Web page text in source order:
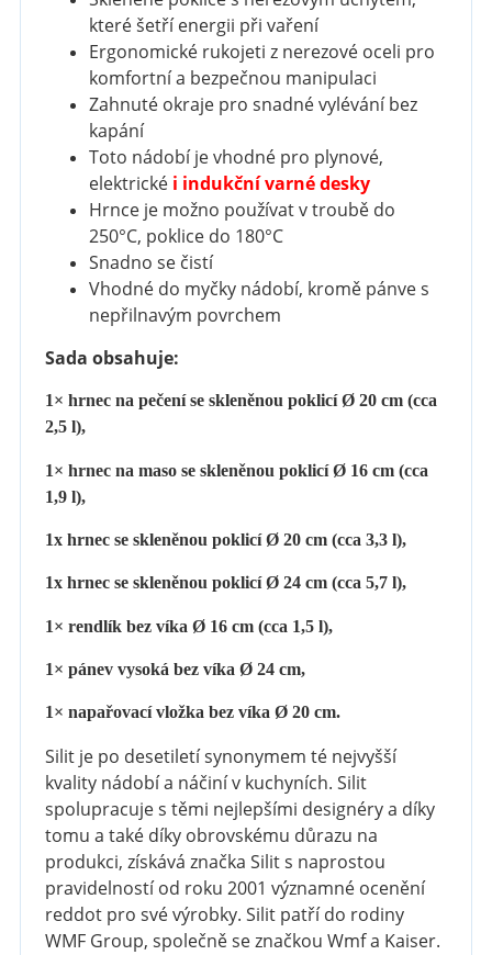
které šetří energii při vaření
Ergonomické rukojeti z nerezové oceli pro
komfortní a bezpečnou manipulaci
Zahnuté okraje pro snadné vylévání bez
kapání
Toto nádobí je vhodné pro plynové,
elektrické i indukční varné desky
Hrnce je možno používat v troubě do
250°C, poklice do 180°C
Snadno se čistí
Vhodné do myčky nádobí, kromě pánve s
nepřilnavým povrchem
Sada obsahuje:
1× hrnec na pečeníse skleněnou poklicíØ 20 cm (cca
2,5 l),
1× hrnec na maso se skleněnou poklicí Ø 16 cm (cca
1,9 l),
1x hrnec se skleněnou poklicíØ 20 cm (cca 3,3 l),
1x hrnec se skleněnou poklicíØ 24 cm (cca 5,7 l),
1× rendlík bez víka Ø 16 cm (cca 1,5 l),
1× pánev vysoká bez víka Ø 24 cm,
1× napařovací vložka bez víka Ø 20 cm.
Silit je po desetiletí synonymem té nejvyšší
kvality nádobí a náčiní v kuchyních. Silit
spolupracuje s těmi nejlepšími designéry a díky
tomu a také díky obrovskému důrazu na
produkci, získává značka Silit s naprostou
pravidelností od roku 2001 významné ocenění
reddot pro své výrobky. Silit patří do rodiny
WMF Group, společně se značkou Wmf a Kaiser.